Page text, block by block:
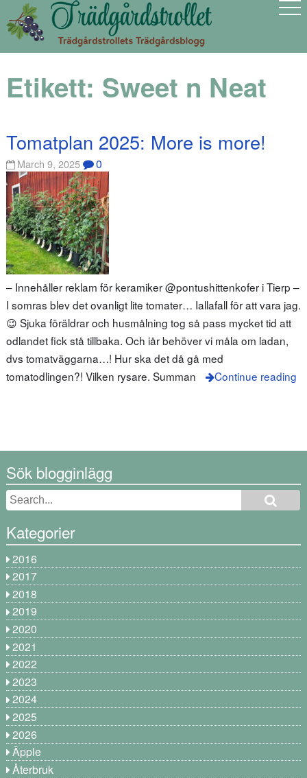
Etikett: Sweet n Neat
Tomatplan 2025: More is more!
March 9, 2025 0
– Innehåller reklam för keramiker @pontushittenkofer i Tierp –
I somras blev det ovanligt lite tomater… Iallafall för att vara jag.
😉 Sjuka föräldrar och husmålning tog så pass mycket tid att
odlandet fick stå tillbaka. Och iår behöver vi måla om ladan,
dvs tomatväggarna…! Hur ska det då gå med
tomatodlingen?! Vilken rysare. Summan
Continue reading
Sök blogginlägg
Kategorier
2016
2017
2018
2019
2020
2021
2022
2023
2024
2025
2026
Äpple
Återbruk